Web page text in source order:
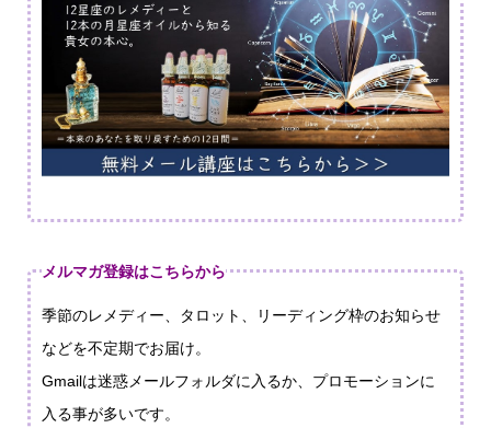
メルマガ登録はこちらから
季節のレメディー、タロット、リーディング枠のお知らせ
などを不定期でお届け。
Gmailは迷惑メールフォルダに入るか、 プロモーションに
入る事が多いです。